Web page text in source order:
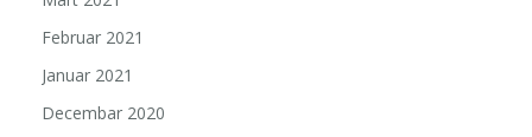
Februar 2021
Januar 2021
Decembar 2020